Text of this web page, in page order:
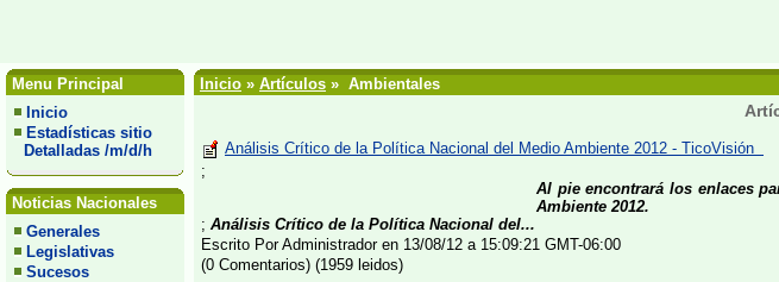
Menu Principal
Inicio
Estadísticas sitio
Detalladas /m/d/h
Noticias Nacionales
Generales
Legislativas
Sucesos
Inicio » Artículos » Ambientales
Análisis Crítico de la Política Nacional del Medio Ambiente 2012 - TicoVisión
;
Al pie encontrará los enlaces
Ambiente 2012.
; Análisis Crítico de la Política Nacional del...
Escrito Por Administrador en 13/08/12 a 15:09:21 GMT-06:00
(0 Comentarios) (1959 leidos)